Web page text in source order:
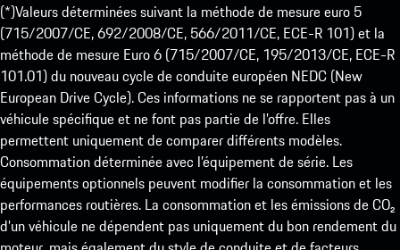
(*)Valeurs déterminées suivant la méthode de mesure euro 5
(715/2007/CE, 692/2008/CE, 566/2011/CE, ECE-R 101) et la
méthode de mesure Euro 6 (715/2007/CE, 195/2013/CE, ECE-R
101.01) du nouveau cycle de conduite européen NEDC (New
European Drive Cycle). Ces informations ne se rapportent pas à un
véhicule spécifique et ne font pas partie de l’offre. Elles
permettent uniquement de comparer différents modèles.
Consommation déterminée avec l’équipement de série. Les
équipements optionnels peuvent modifier la consommation et les
performances routières. La consommation et les émissions de CO₂
d’un véhicule ne dépendent pas uniquement du bon rendement du